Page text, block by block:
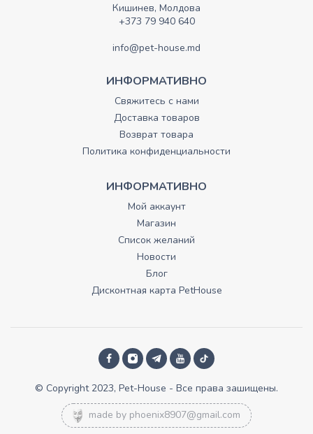
Кишинев, Молдова
+373 79 940 640
info@pet-house.md
ИНФОРМАТИВНО
Свяжитесь с нами
Доставка товаров
Возврат товара
Политика конфиденциальности
ИНФОРМАТИВНО
Мой аккаунт
Магазин
Список желаний
Новости
Блог
Дисконтная карта PetHouse
© Copyright 2023, Pet-House - Все права зашищены.
made by phoenix8907@gmail.com